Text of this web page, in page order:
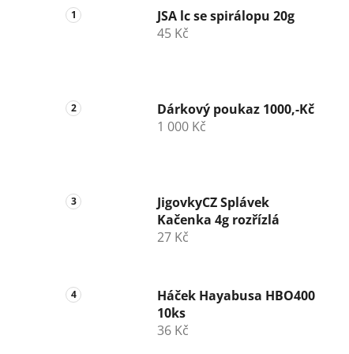
JSA lc se spirálopu 20g
45 Kč
Dárkový poukaz 1000,-Kč
1 000 Kč
JigovkyCZ Splávek
Kačenka 4g rozřízlá
27 Kč
Háček Hayabusa HBO400
10ks
36 Kč